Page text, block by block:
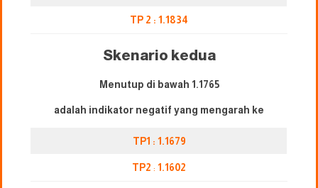
TP 2 : 1.1834
Skenario kedua
Menutup di bawah 1.1765
adalah indikator negatif yang mengarah ke
TP1 : 1.1679
TP2 : 1.1602